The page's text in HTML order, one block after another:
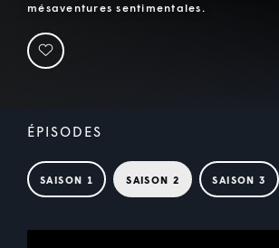
mésaventures sentimentales.
ÉPISODES
SAISON 1 SAISON 2 SAISON 3